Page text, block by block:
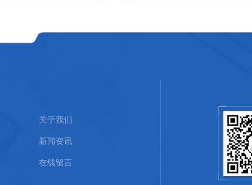
关于我们
新闻资讯
在线留言